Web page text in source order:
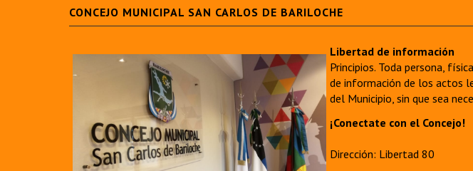
CONCEJO MUNICIPAL SAN CARLOS DE BARILOCHE
Libertad de información
Principios. Toda persona,
de información de los actos
del Municipio, sin que sea
¡Conectate con el Concejo!
Dirección: Libertad 80